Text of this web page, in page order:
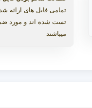
تمامی فایل های ارائه
تست شده اند و مورد
میباشند